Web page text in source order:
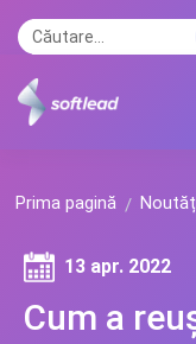
Prima pagină
Cum a
13 apr. 2022